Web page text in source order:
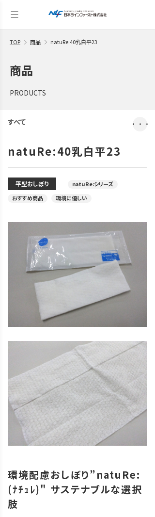
TOP 商品 natuRe:40乳白平23
商品
PRODUCTS
すべて ・・・
natuRe:40乳白平23
平型おしぼり
natuRe:シリーズ
おすすめ商品
環境に優しい
環境配慮おしぼり”natuRe:
(ﾅﾁｭﾚ)" サステナブルな選択
肢